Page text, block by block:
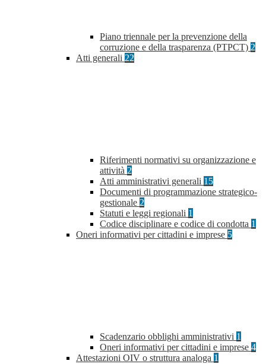
Piano triennale per la prevenzione della
corruzione e della trasparenza (PTPCT) 2
Atti generali 22
Riferimenti normativi su organizzazione e
attività 2
Atti amministrativi generali 15
Documenti di programmazione strategico-
gestionale 2
Statuti e leggi regionali 1
Codice disciplinare e codice di condotta 1
Oneri informativi per cittadini e imprese 5
Scadenzario obblighi amministrativi 1
Oneri informativi per cittadini e imprese 4
Attestazioni OIV o struttura analoga 1